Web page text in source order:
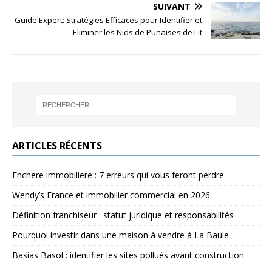
SUIVANT
Guide Expert: Stratégies Efficaces pour Identifier et
Eliminer les Nids de Punaises de Lit
ARTICLES RÉCENTS
Enchere immobiliere : 7 erreurs qui vous feront perdre
Wendy’s France et immobilier commercial en 2026
Définition franchiseur : statut juridique et responsabilités
Pourquoi investir dans une maison à vendre à La Baule
Basias Basol : identifier les sites pollués avant construction